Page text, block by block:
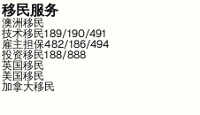
移民服务
澳洲移民
技术移民189/190/491
雇主担保482/186/494
投资移民188/888
英国移民
美国移民
加拿大移民